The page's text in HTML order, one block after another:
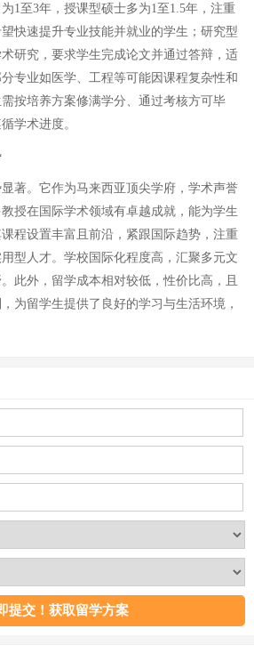
1至3年，授课型硕士多为1至1.5年，注重
快速提升专业技能并就业的学生；研究型
研究，要求学生完成论文并通过答辩，适
专业如医学、工程等可能因课程复杂性和
按培养方案修满学分、通过考核方可毕
学术进度。
著。它作为马来西亚顶尖学府，学术声誉
授在国际学术领域有卓越成就，能为学生
程设置丰富且前沿，紧跟国际趋势，注重
型人才。学校国际化程度高，汇聚多元文
此外，留学成本相对较低，性价比高，且
为留学生提供了良好的学习与生活环境，